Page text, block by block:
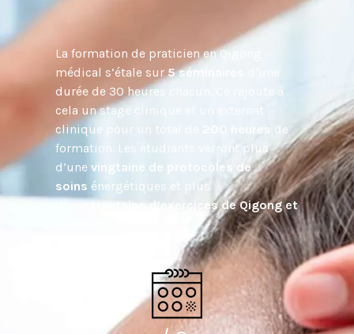
La formation de praticien en Qigong
médical s’étale sur5 séminaires
durée de 30 heures chacun. Ce rajoute à
cela un stage clinique et un externat
clinique pour un total de
200 heures de
formation. Les étudiants verront plus
d’une vingtaine de protocoles de
soins énergétiques et plus
d’unetrentaine d’exercices de Qigong et